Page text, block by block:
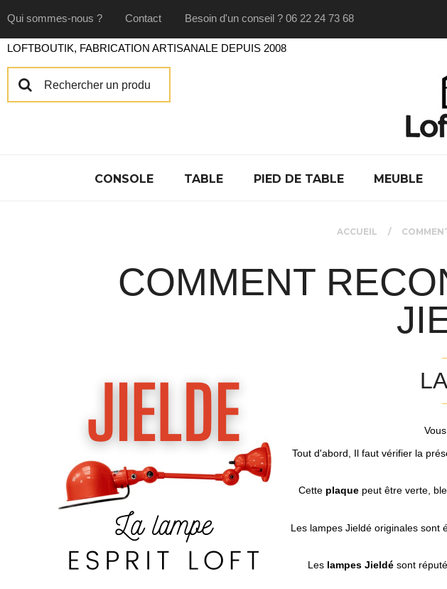
Qui sommes-nous ? Contact Besoin d'un conseil ? 06 22 24 73 68
CONSOLE TABLE PIED DE TABLE MEUBLE
ACCUEIL
COMMENT
Tout d'abord, Il faut vérifier la
Cette plaque peut être verte,
Les lampes Jieldé originales sont
Les lampes Jieldésont
LOFTBOUTIK, FABRICATION ARTISANALE DEPUIS 2008